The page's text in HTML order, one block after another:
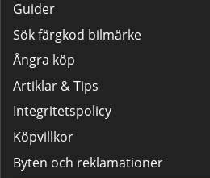
Guider
Sök färgkod bilmärke
Ångra köp
Artiklar & Tips
Integritetspolicy
Köpvillkor
Byten och reklamationer